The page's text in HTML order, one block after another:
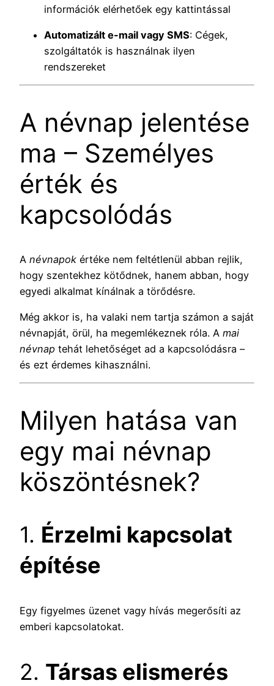
információk elérhetőek egy kattintással
Automatizált e-mail vagy SMS: Cégek,
szolgáltatók is használnak ilyen
rendszereket
A névnap jelentése
ma – Személyes
érték és
kapcsolódás
A névnapok értéke nem feltétlenül abban rejlik,
hogy szentekhez kötődnek, hanem abban, hogy
egyedi alkalmat kínálnak a törődésre.
Még akkor is, ha valaki nem tartja számon a saját
névnapját, örül, ha megemlékeznek róla. A mai
névnap tehát lehetőséget ad a kapcsolódásra –
és ezt érdemes kihasználni.
Milyen hatása van
egy mai névnap
köszöntésnek?
1. Érzelmi kapcsolat
építése
Egy figyelmes üzenet vagy hívás megerősíti az
emberi kapcsolatokat.
2. Társas elismerés